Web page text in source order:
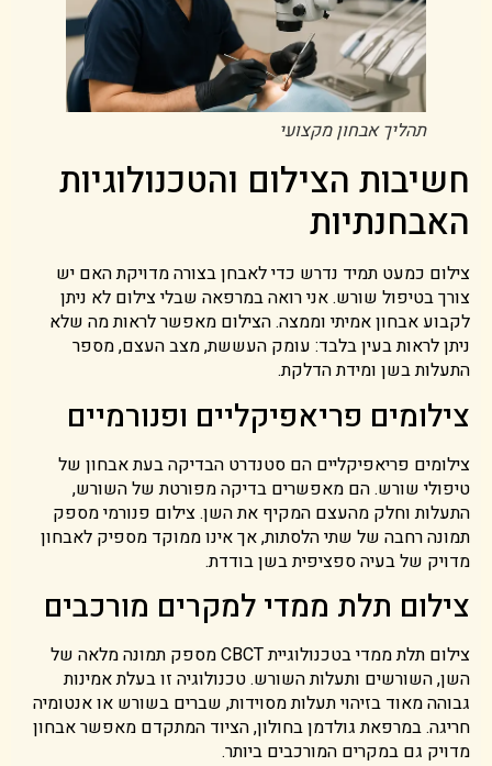
תהליך אבחון מקצועי
חשיבות הצילום והטכנולוגיות
האבחנתיות
צילום כמעט תמיד נדרש כדי לאבחן בצורה מדויקת האם יש
צורך בטיפול שורש. אני רואה במרפאה שבלי צילום לא ניתן
לקבוע אבחון אמיתי וממצה. הצילום מאפשר לראות מה שלא
ניתן לראות בעין בלבד: עומק העששת, מצב העצם, מספר
התעלות בשן ומידת הדלקת.
צילומים פריאפיקליים ופנורמיים
צילומים פריאפיקליים הם סטנדרט הבדיקה בעת אבחון של
טיפולי שורש. הם מאפשרים בדיקה מפורטת של השורש,
התעלות וחלק מהעצם המקיף את השן. צילום פנורמי מספק
תמונה רחבה של שתי הלסתות, אך אינו ממוקד מספיק לאבחון
מדויק של בעיה ספציפית בשן בודדת.
צילום תלת ממדי למקרים מורכבים
צילום תלת ממדי בטכנולוגיית CBCT מספק תמונה מלאה של
השן, השורשים ותעלות השורש. טכנולוגיה זו בעלת אמינות
גבוהה מאוד בזיהוי תעלות מסוידות, שברים בשורש או אנטומיה
חריגה. במרפאת גולדמן בחולון, הציוד המתקדם מאפשר אבחון
מדויק גם במקרים המורכבים ביותר.